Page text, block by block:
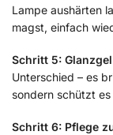
Lampe aushärten
magst, einfach
Schritt 5: Glanzgel
Unterschied – es
sondern schützt
Schritt 6: Pflege